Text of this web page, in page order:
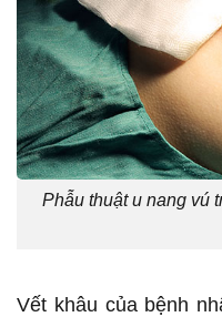
Phẫu thuật u nang vú
Vết khâu của bệnh